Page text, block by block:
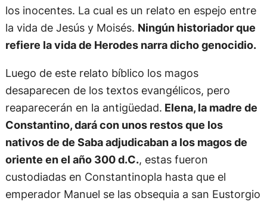
los inocentes. La cual es un relato en espejo entre
la vida de Jesús y Moisés. Ningún historiador que
refiere la vida de Herodes narra dicho genocidio.
Luego de este relato bíblico los magos
desaparecen de los textos evangélicos, pero
reaparecerán en la antigüedad. Elena, la madre de
Constantino, dará con unos restos que los
nativos de de Saba adjudicaban a los magos de
oriente en el año 300 d.C., estas fueron
custodiadas en Constantinopla hasta que el
emperador Manuel se las obsequia a san Eustorgio